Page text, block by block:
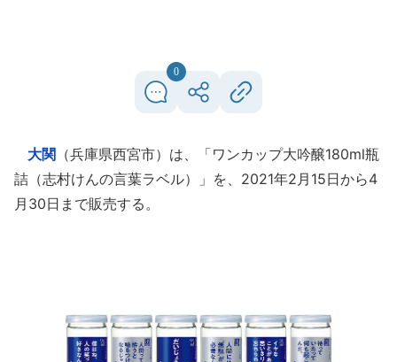
0
大関 （兵庫県西宮市）は、「ワンカップ大吟醸180ml瓶
詰（志村けんの言葉ラベル）」を、2021年2月15日から4
月30日まで販売する。